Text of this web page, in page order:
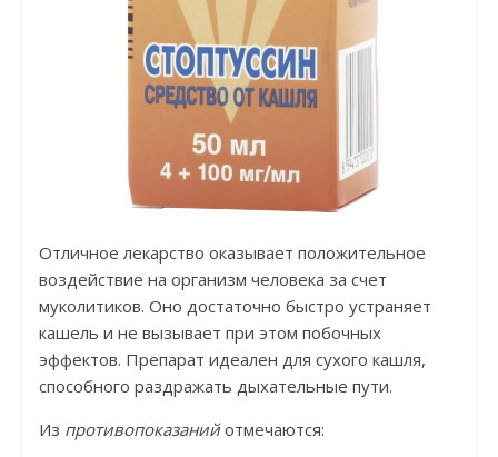
Отличное лекарство оказывает положительное
воздействие на организм человека за счет
муколитиков. Оно достаточно быстро устраняет
кашель и не вызывает при этом побочных
эффектов. Препарат идеален для сухого кашля,
способного раздражать дыхательные пути.
Из противопоказанийотмечаются: